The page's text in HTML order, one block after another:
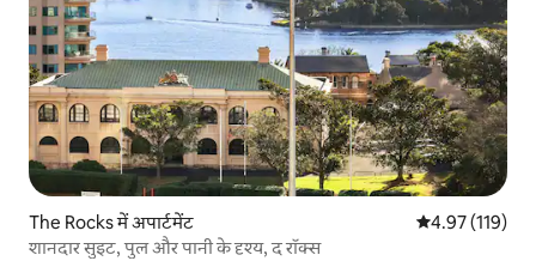
The Rocks में अपार्टमेंट औसत रेटिंग 5 में से
4.97 (119)
शानदार सुइट, पुल और पानी के दृश्य, द रॉक्स